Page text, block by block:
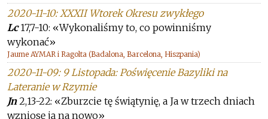
2020-11-10: XXXII Wtorek Okresu zwykłego
Lc17,7-10: «Wykonaliśmy to, co powinniśmy
wykonać»
Jaume AYMAR i Ragolta (Badalona, Barcelona, Hiszpania)
2020-11-09: 9 Listopada: Poświęcenie Bazyliki na
Lateranie w Rzymie
Jn2,13-22: «Zburzcie tę świątynię, a Ja w trzech dniach
wzniosę ją na nowo»